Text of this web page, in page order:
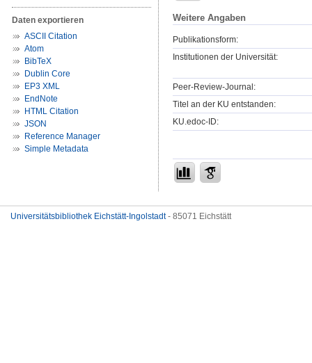
Daten exportieren
ASCII Citation
Atom
BibTeX
Dublin Core
EP3 XML
EndNote
HTML Citation
JSON
Reference Manager
Simple Metadata
Weitere Angaben
Publikationsform:
Institutionen der Universität:
Peer-Review-Journal:
Titel an der KU entstanden:
KU.edoc-ID:
Universitätsbibliothek Eichstätt-Ingolstadt- 85071 Eichstätt